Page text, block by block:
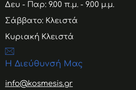
Δευ - Παρ: 9.00 π.μ. - 9.00 μ.μ.
Σάββατο: Κλειστά
Κυριακή Κλειστά
Η Διεύθυνσή Μας
info@kosmesis.gr